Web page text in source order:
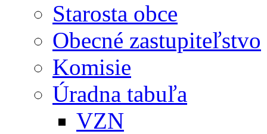
Starosta obce
Obecné zastupiteľstvo
Komisie
Úradna tabuľa
VZN